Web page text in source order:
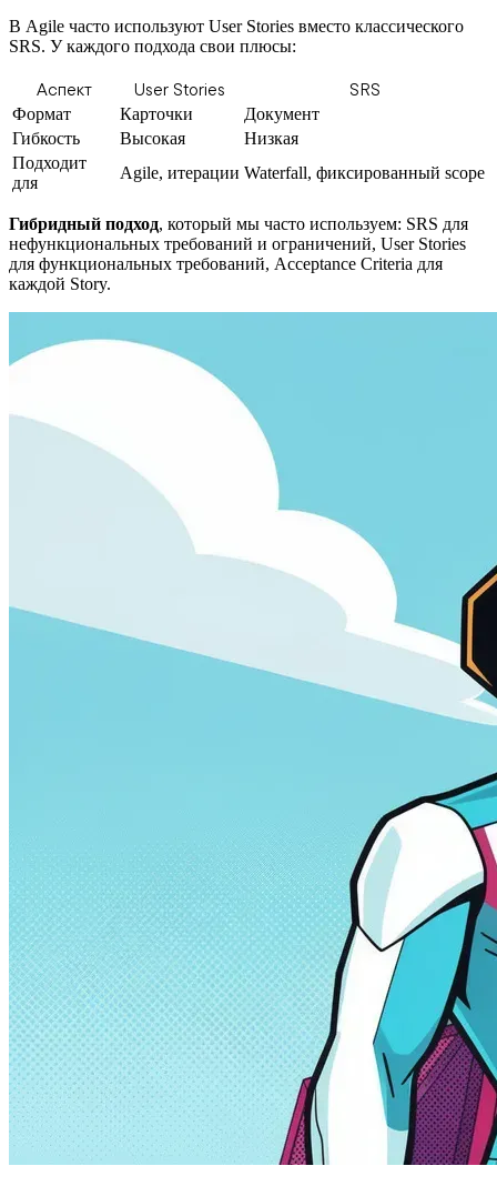
В Agile часто используют User Stories вместо классического
SRS. У каждого подхода свои плюсы:
Аспект User Stories SRS
Формат Карточки
Документ
Гибкость
Высокая
Низкая
Подходит
для
Agile, итерации Waterfall, фиксированный scope
Гибридный подход, который мы часто используем: SRS для
нефункциональных требований и ограничений, User Stories
для функциональных требований, Acceptance Criteria для
каждой Story.